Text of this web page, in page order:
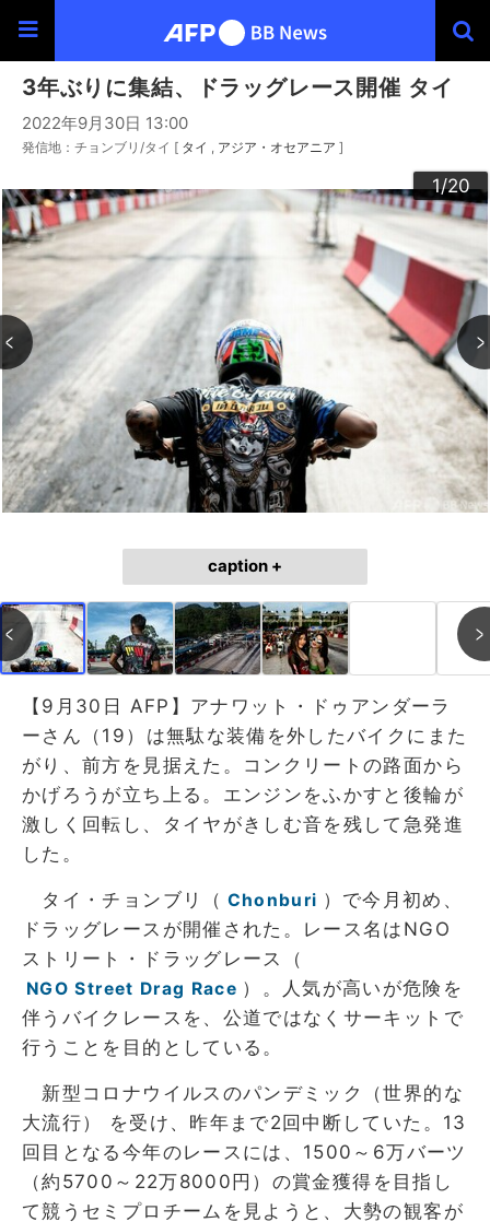
3年ぶりに集結、ドラッグレース開催 タイ
2022年9月30日 13:00
発信地：チョンブリ/タイ [ タイ アジア・オセアニア ]
1/20
2/20
3/20
4/20
5/20
6/20
7/20
8/20
9/20
10/20
11/20
12/20
13/20
14/20
15/20
16/20
17/20
18/20
19/20
20/20
caption +
【9月30日 AFP】アナワット・ドゥアンダーラ
ーさん（19）は無駄な装備を外したバイクにまた
がり、前方を見据えた。コンクリートの路面から
かげろうが立ち上る。エンジンをふかすと後輪が
激しく回転し、タイヤがきしむ音を残して急発進
した。
タイ・チョンブリ（ Chonburi ）で今月初め、
ドラッグレースが開催された。レース名はNGO
ストリート・ドラッグレース（
NGO Street Drag Race ）。人気が高いが危険を
伴うバイクレースを、公道ではなくサーキットで
行うことを目的としている。
新型コロナウイルスのパンデミック（世界的な
大流行） を受け、昨年まで2回中断していた。13
回目となる今年のレースには、1500～6万バーツ
（約5700～22万8000円）の賞金獲得を目指し
て競うセミプロチームを見ようと、大勢の観客が